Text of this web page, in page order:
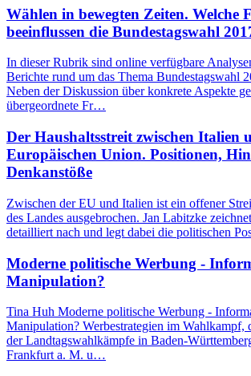
Wählen in bewegten Zeiten. Welche
beeinflussen die Bundestagswahl
In dieser Rubrik sind online verfügbare
Berichte rund um das Thema Bundestagswahl
Neben der Diskussion über konkrete Aspekte
übergeordnete Fr…
Der Haushaltsstreit zwischen Italien
Europäischen Union. Positionen,
Denkanstöße
Zwischen der EU und Italien ist ein offener
des Landes ausgebrochen. Jan Labitzke
detailliert nach und legt dabei die politischen
Moderne politische Werbung -
Manipulation?
Tina Huh Moderne politische Werbung -
Manipulation? Werbestrategien im Wahlkampf,
der Landtagswahlkämpfe in Baden-
Frankfurt a. M. u…